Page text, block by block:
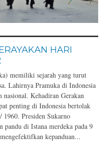
HARI
memiliki sejarah yang turut
Lahirnya Pramuka di Indonesia
Kehadiran Gerakan
penting di Indonesia bertolak
Presiden Sukarno
pandu di Istana merdeka pada 9
kepanduan...